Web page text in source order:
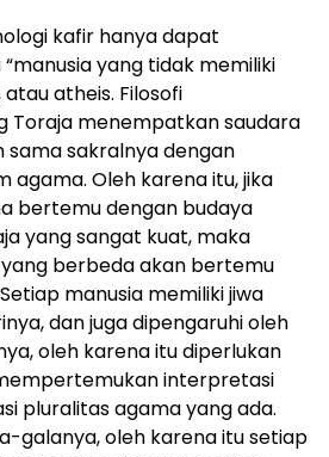
kafir hanya dapat
yang tidak memiliki
atheis. Filosofi
Toraja menempatkan saudara
sakralnya dengan
agama. Oleh karena itu, jika
bertemu dengan budaya
yang sangat kuat, maka
berbeda akan bertemu
manusia memiliki jiwa
dan juga dipengaruhi oleh
oleh karena itu diperlukan
interpretasi
pluralitas agama yang ada.
galanya, oleh karena itu setiap